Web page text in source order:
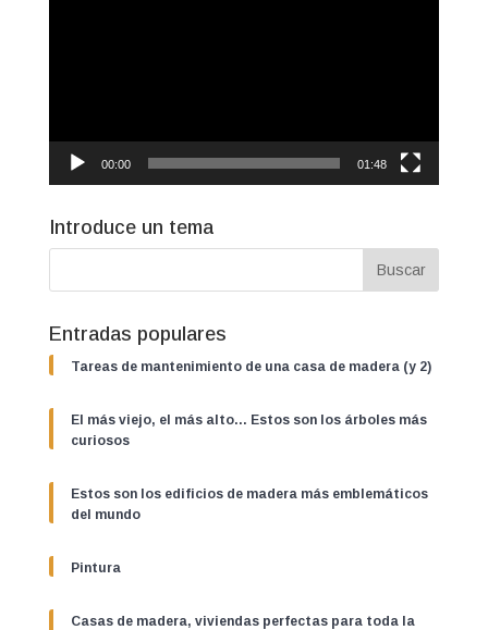
00:00 01:48
Introduce un tema
Entradas populares
Tareas de mantenimiento de una casa de madera (y 2)
El más viejo, el más alto… Estos son los árboles más
curiosos
Estos son los edificios de madera más emblemáticos
del mundo
Pintura
Casas de madera, viviendas perfectas para toda la